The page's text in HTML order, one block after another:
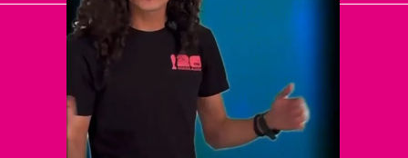
El Universal
Vive USA
Clase